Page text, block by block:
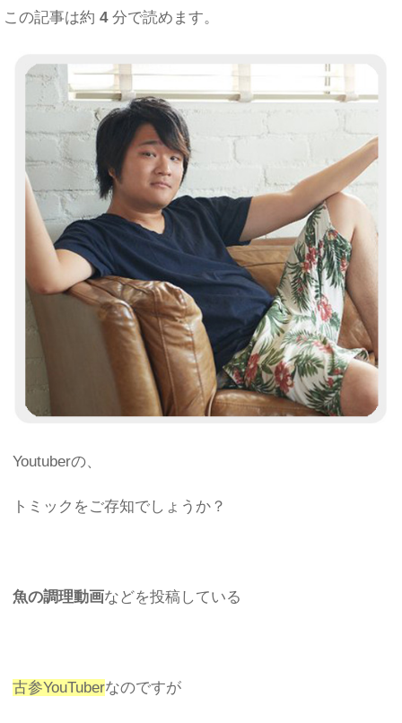
この記事は約4分で読めます。
Youtuberの、
トミックをご存知でしょうか？
魚の調理動画などを投稿している
古参YouTuberなのですが